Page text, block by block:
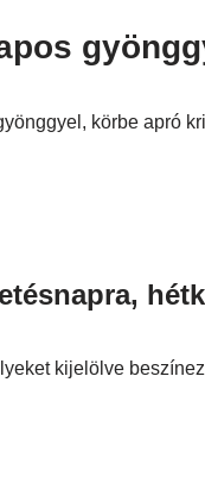
körbe apró
kijelölve